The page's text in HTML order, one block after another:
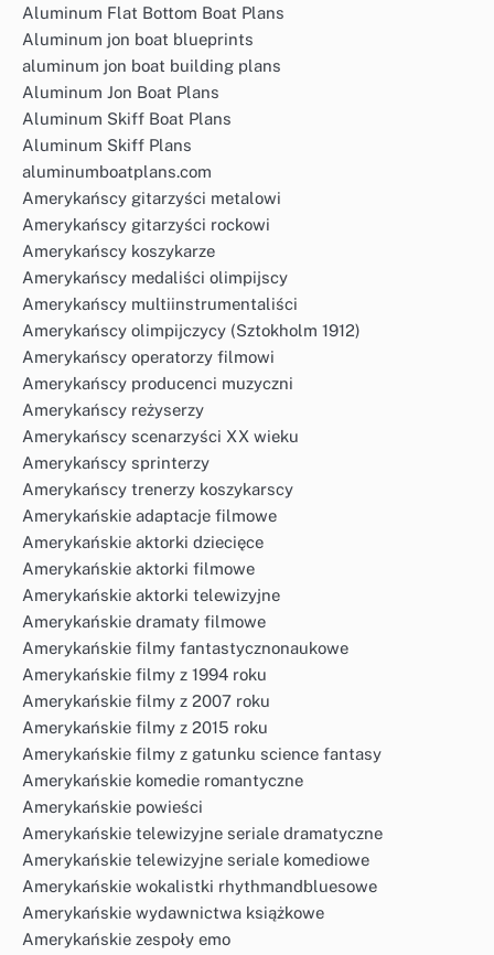
Aluminum Flat Bottom Boat Plans
Aluminum jon boat blueprints
aluminum jon boat building plans
Aluminum Jon Boat Plans
Aluminum Skiff Boat Plans
Aluminum Skiff Plans
aluminumboatplans.com
Amerykańscy gitarzyści metalowi
Amerykańscy gitarzyści rockowi
Amerykańscy koszykarze
Amerykańscy medaliści olimpijscy
Amerykańscy multiinstrumentaliści
Amerykańscy olimpijczycy (Sztokholm 1912)
Amerykańscy operatorzy filmowi
Amerykańscy producenci muzyczni
Amerykańscy reżyserzy
Amerykańscy scenarzyści XX wieku
Amerykańscy sprinterzy
Amerykańscy trenerzy koszykarscy
Amerykańskie adaptacje filmowe
Amerykańskie aktorki dziecięce
Amerykańskie aktorki filmowe
Amerykańskie aktorki telewizyjne
Amerykańskie dramaty filmowe
Amerykańskie filmy fantastycznonaukowe
Amerykańskie filmy z 1994 roku
Amerykańskie filmy z 2007 roku
Amerykańskie filmy z 2015 roku
Amerykańskie filmy z gatunku science fantasy
Amerykańskie komedie romantyczne
Amerykańskie powieści
Amerykańskie telewizyjne seriale dramatyczne
Amerykańskie telewizyjne seriale komediowe
Amerykańskie wokalistki rhythmandbluesowe
Amerykańskie wydawnictwa książkowe
Amerykańskie zespoły emo